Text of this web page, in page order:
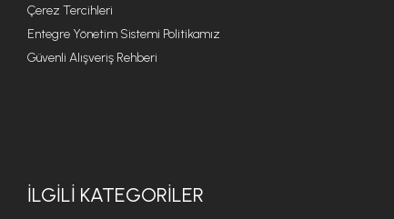
Çerez Tercihleri
Entegre Yönetim Sistemi Politikamız
Güvenli Alışveriş Rehberi
İLGILI KATEGORILER